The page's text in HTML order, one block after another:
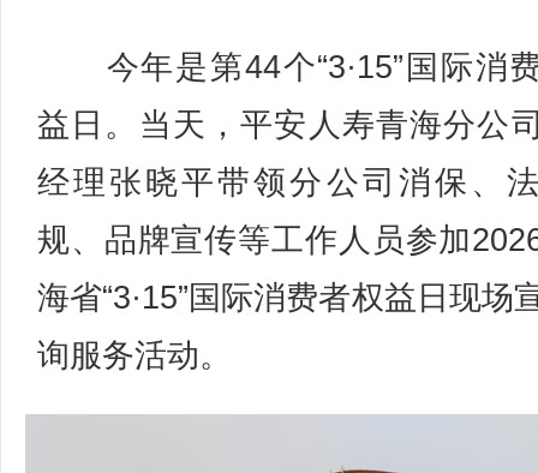
今年是第44个“3·15”国际消
益日。当天，平安人寿青海分公
经理张晓平带领分公司消保、
规、品牌宣传等工作人员参加
海省“3·15”国际消费者权益日现场
询服务活动。